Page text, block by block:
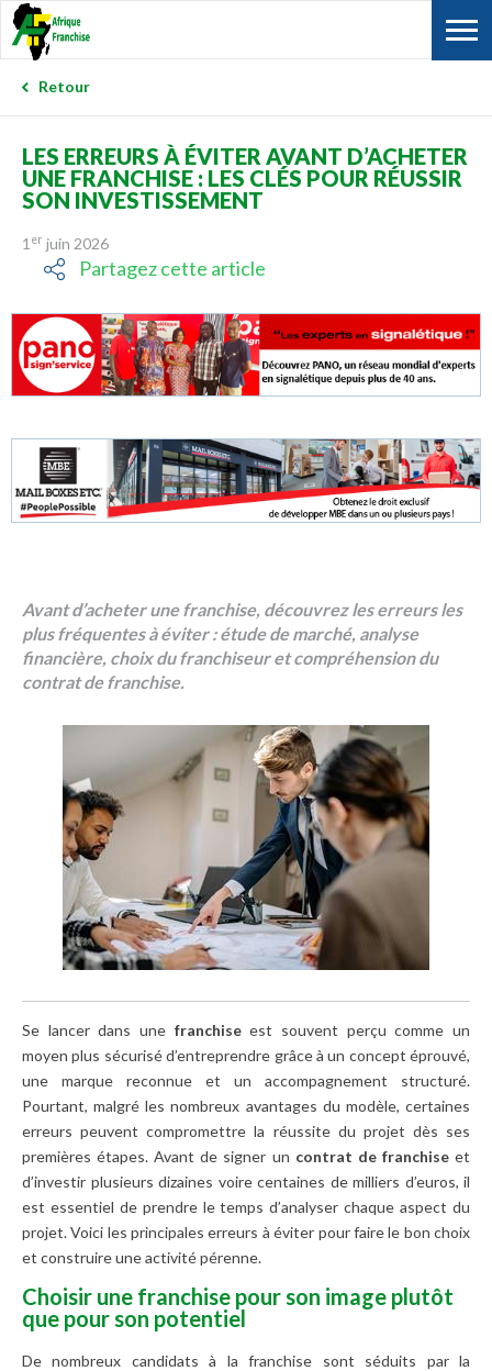
Retour
LES ERREURS À ÉVITER AVANT D’ACHETER
UNE FRANCHISE : LES CLÉS POUR RÉUSSIR
SON INVESTISSEMENT
1 er juin 2026
Partagez cette article
Avant d’acheter une franchise, découvrez les erreurs les
plus fréquentes à éviter : étude de marché, analyse
financière, choix du franchiseur et compréhension du
contrat de franchise.
Se lancer dans une franchiseest souvent perçu comme un
moyen plus sécurisé d’entreprendre grâce à un concept éprouvé,
une marque reconnue et un accompagnement structuré.
Pourtant, malgré les nombreux avantages du modèle, certaines
erreurs peuvent compromettre la réussite du projet dès ses
premières étapes. Avant de signer un contrat de franchiseet
d’investir plusieurs dizaines voire centaines de milliers d’euros, il
est essentiel de prendre le temps d’analyser chaque aspect du
projet. Voici les principales erreurs à éviter pour faire le bon choix
et construire une activité pérenne.
Choisir une franchise pour son image plutôt
que pour son potentiel
De nombreux candidats à la franchise sont séduits par la